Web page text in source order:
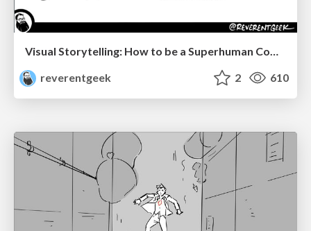
Visual Storytelling: How to be a Superhuman Communicator
reverentgeek
2 610